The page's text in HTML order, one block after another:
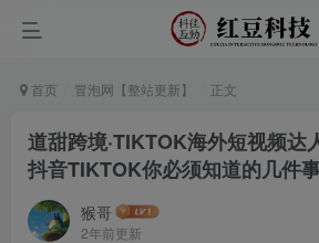
首页 冒泡网【整站更新】 正文
道甜跨境·TIKTOK海外短视频达
抖音TIKTOK你必须知道的几件
猴哥
2年前更新